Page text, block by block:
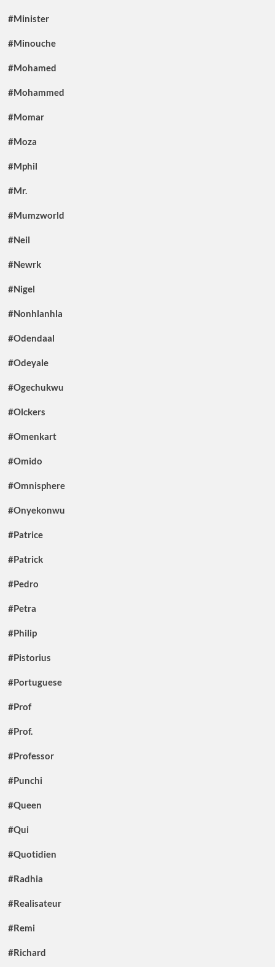
#Minister
#Minouche
#Mohamed
#Mohammed
#Momar
#Moza
#Mphil
#Mr.
#Mumzworld
#Neil
#Newrk
#Nigel
#Nonhlanhla
#Odendaal
#Odeyale
#Ogechukwu
#Olckers
#Omenkart
#Omido
#Omnisphere
#Onyekonwu
#Patrice
#Patrick
#Pedro
#Petra
#Philip
#Pistorius
#Portuguese
#Prof
#Prof.
#Professor
#Punchi
#Queen
#Qui
#Quotidien
#Radhia
#Realisateur
#Remi
#Richard